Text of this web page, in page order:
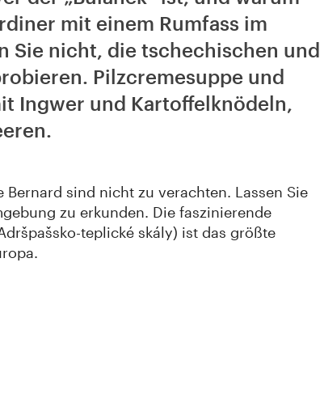
mit einem Rumfass im
Sie nicht, die tschechischen und
​Pilzcremesuppe und
Ingwer und Kartoffelknödeln,
sind nicht zu verachten. Lassen Sie
zu erkunden. Die faszinierende
teplické skály) ist das größte